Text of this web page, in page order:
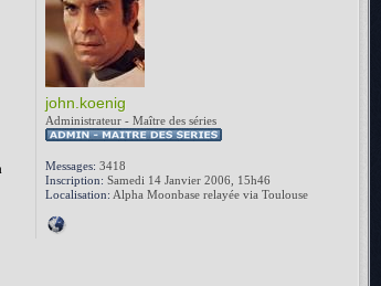
john.koenig
Administrateur - Maître des séries
Messages: 3418
Inscription: Samedi 14 Janvier 2006, 15h46
Localisation: Alpha Moonbase relayée via Toulouse